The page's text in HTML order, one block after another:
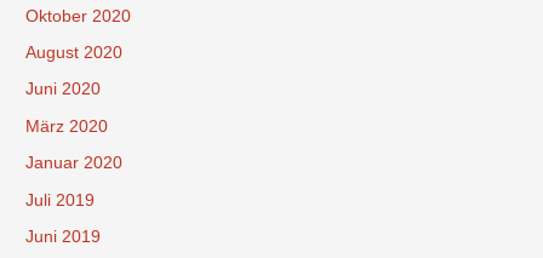
Oktober 2020
August 2020
Juni 2020
März 2020
Januar 2020
Juli 2019
Juni 2019